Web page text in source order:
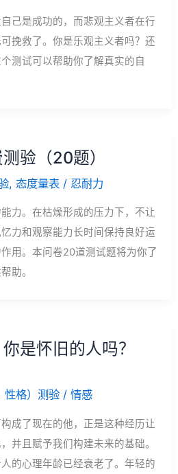
己是成功的，而悲观主义者在行
挽救了。你是乐观主义者吗？还
测试可以帮助你了解真实的自
验（20题）
, 态度量表 / 忍耐力
力。在枯燥形成的压力下，不让
力和观察能力长时间保持良好运
用。本问卷20道测试题将为你了
助。
是怀旧的人吗？
性格）测验 /情感
成了现在的他，正是这种经历让
并且赋予我们构建未来的基础。
的心理年龄已经衰老了。年轻的